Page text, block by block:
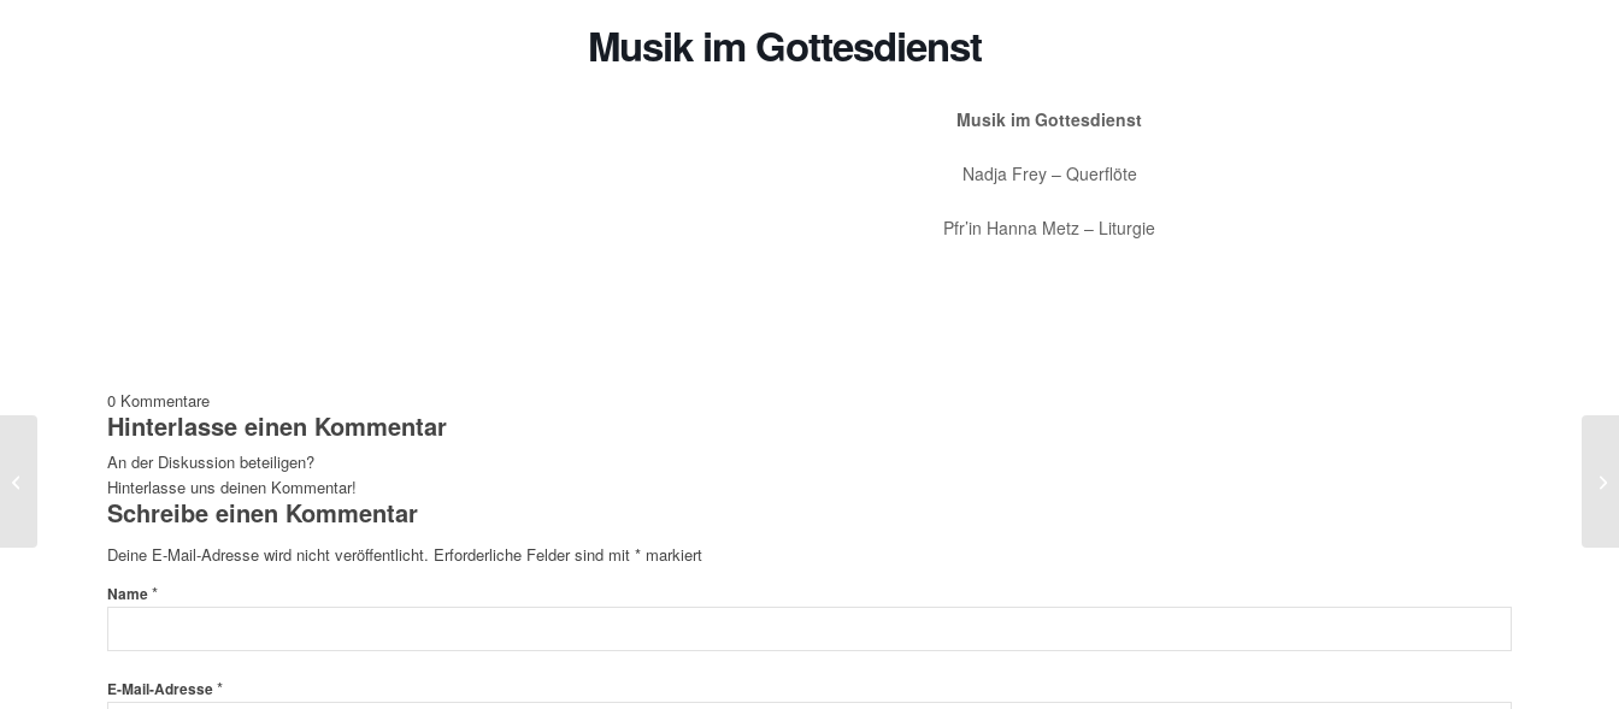
Musik im Gottesdienst
Musik im Gottesdienst
Nadja Frey – Querflöte
Pfr’in Hanna Metz – Liturgie
0 Kommentare
Hinterlasse einen Kommentar
An der Diskussion beteiligen?
Hinterlasse uns deinen Kommentar!
Schreibe einen Kommentar
Deine E-Mail-Adresse wird nicht veröffentlicht. Erforderliche Felder sind mit * markiert
Name*
E-Mail-Adresse*
Folkwang Abendmusik